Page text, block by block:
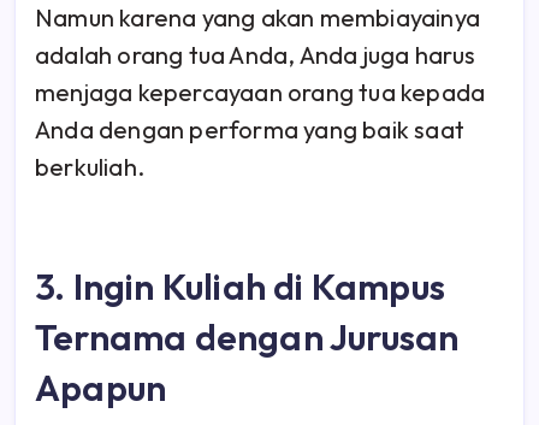
Namun karena yang akan membiayainya
adalah orang tua Anda, Anda juga harus
menjaga kepercayaan orang tua kepada
Anda dengan performa yang baik saat
berkuliah.
3. Ingin Kuliah di Kampus
Ternama dengan Jurusan
Apapun